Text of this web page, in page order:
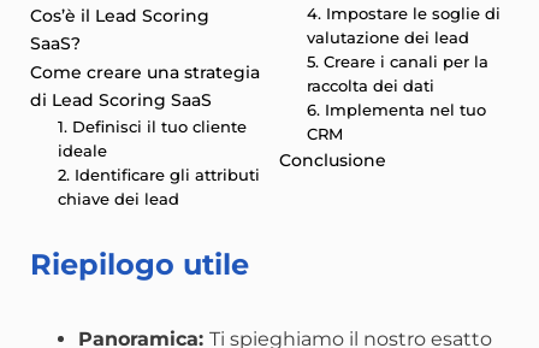
Cos’è il Lead Scoring
SaaS?
Come creare una strategia
di Lead Scoring SaaS
1. Definisci il tuo cliente
ideale
2. Identificare gli attributi
chiave dei lead
4. Impostare le soglie di
valutazione dei lead
5. Creare i canali per la
raccolta dei dati
6. Implementa nel tuo
CRM
Conclusione
Riepilogo utile
Panoramica: Ti spieghiamo il nostro esatto